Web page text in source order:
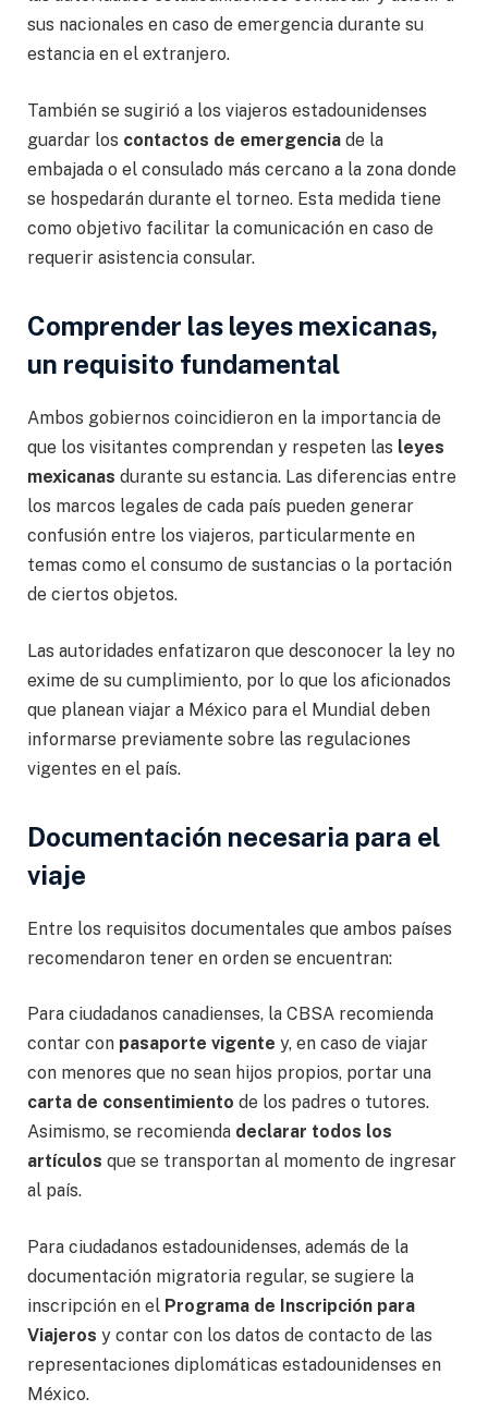
sus nacionales en caso de emergencia durante su
estancia en el extranjero.
También se sugirió a los viajeros estadounidenses
guardar los contactos de emergencia de la
embajada o el consulado más cercano a la zona donde
se hospedarán durante el torneo. Esta medida tiene
como objetivo facilitar la comunicación en caso de
requerir asistencia consular.
Comprender las leyes mexicanas,
un requisito fundamental
Ambos gobiernos coincidieron en la importancia de
que los visitantes comprendan y respeten las leyes
mexicanas durante su estancia. Las diferencias entre
los marcos legales de cada país pueden generar
confusión entre los viajeros, particularmente en
temas como el consumo de sustancias o la portación
de ciertos objetos.
Las autoridades enfatizaron que desconocer la ley no
exime de su cumplimiento, por lo que los aficionados
que planean viajar a México para el Mundial deben
informarse previamente sobre las regulaciones
vigentes en el país.
Documentación necesaria para el
viaje
Entre los requisitos documentales que ambos países
recomendaron tener en orden se encuentran:
Para ciudadanos canadienses, la CBSA recomienda
contar con pasaporte vigente y, en caso de viajar
con menores que no sean hijos propios, portar una
carta de consentimiento de los padres o tutores.
Asimismo, se recomienda declarar todos los
artículos que se transportan al momento de ingresar
al país.
Para ciudadanos estadounidenses, además de la
documentación migratoria regular, se sugiere la
inscripción en el Programa de Inscripción para
Viajeros y contar con los datos de contacto de las
representaciones diplomáticas estadounidenses en
México.